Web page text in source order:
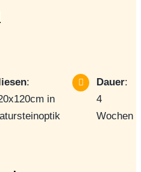
:
in
Dauer:
4
Wochen